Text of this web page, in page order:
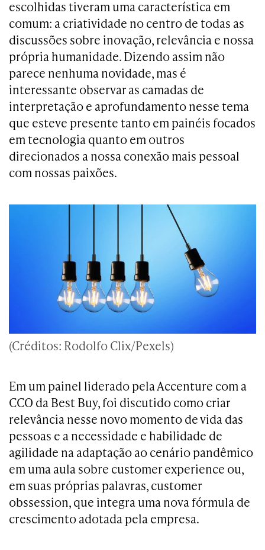
escolhidas tiveram uma característica em
comum: a criatividade no centro de todas as
discussões sobre inovação, relevância e nossa
própria humanidade. Dizendo assim não
parece nenhuma novidade, mas é
interessante observar as camadas de
interpretação e aprofundamento nesse tema
que esteve presente tanto em painéis focados
em tecnologia quanto em outros
direcionados a nossa conexão mais pessoal
com nossas paixões.
(Créditos: Rodolfo Clix/Pexels)
Em um painel liderado pela Accenture com a
CCO da Best Buy, foi discutido como criar
relevância nesse novo momento de vida das
pessoas e a necessidade e habilidade de
agilidade na adaptação ao cenário pandêmico
em uma aula sobre customer experience ou,
em suas próprias palavras, customer
obssession, que integra uma nova fórmula de
crescimento adotada pela empresa.